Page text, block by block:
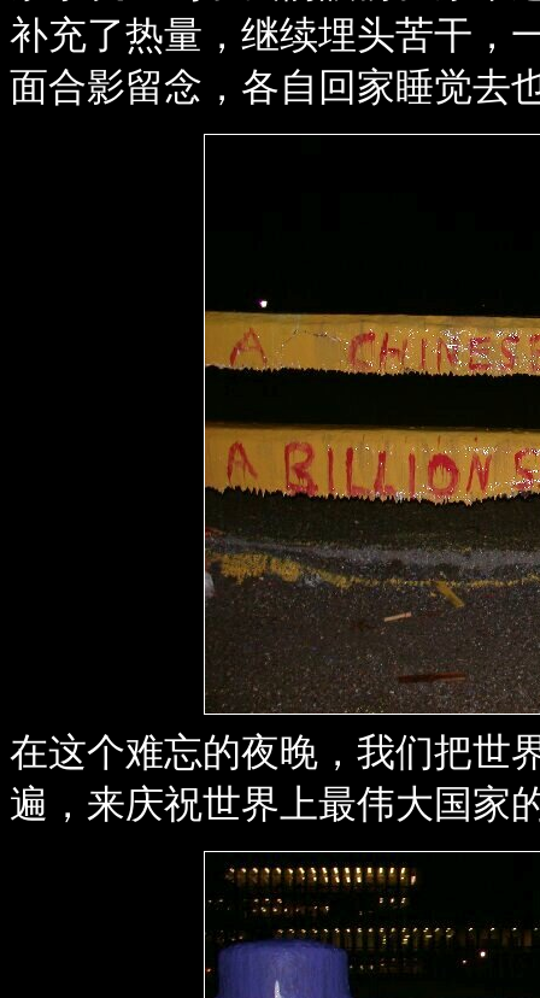
补充了热量，继续埋头苦干，
面合影留念，各自回家睡觉去
在这个难忘的夜晚，我们把世
遍，来庆祝世界上最伟大国家